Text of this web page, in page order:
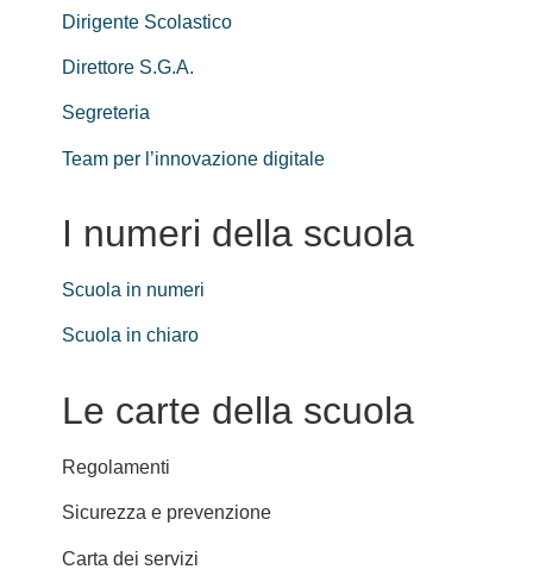
Dirigente Scolastico
Direttore S.G.A.
Segreteria
Team per l’innovazione digitale
I numeri della scuola
Scuola in numeri
Scuola in chiaro
Le carte della scuola
Regolamenti
Sicurezza e prevenzione
Carta dei servizi